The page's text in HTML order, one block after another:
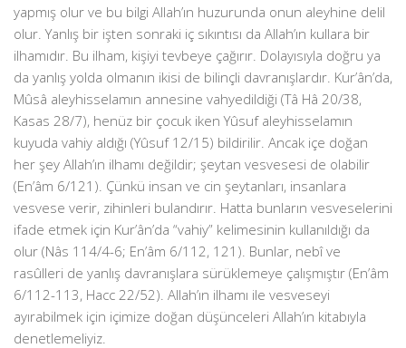
yapmış olur ve bu bilgi Allah’ın huzurunda onun aleyhine delil
olur. Yanlış bir işten sonraki iç sıkıntısı da Allah’ın kullara bir
ilhamıdır. Bu ilham, kişiyi tevbeye çağırır. Dolayısıyla doğru ya
da yanlış yolda olmanın ikisi de bilinçli davranışlardır. Kur’ân’da,
Mûsâ aleyhisselamın annesine vahyedildiği (Tâ Hâ 20/38,
Kasas 28/7), henüz bir çocuk iken Yûsuf aleyhisselamın
kuyuda vahiy aldığı (Yûsuf 12/15) bildirilir. Ancak içe doğan
her şey Allah’ın ilhamı değildir; şeytan vesvesesi de olabilir
(En’âm 6/121). Çünkü insan ve cin şeytanları, insanlara
vesvese verir, zihinleri bulandırır. Hatta bunların vesveselerini
ifade etmek için Kur’ân’da “vahiy” kelimesinin kullanıldığı da
olur (Nâs 114/4-6; En’âm 6/112, 121). Bunlar, nebî ve
rasûlleri de yanlış davranışlara sürüklemeye çalışmıştır (En’âm
6/112-113, Hacc 22/52). Allah’ın ilhamı ile vesveseyi
ayırabilmek için içimize doğan düşünceleri Allah’ın kitabıyla
denetlemeliyiz.